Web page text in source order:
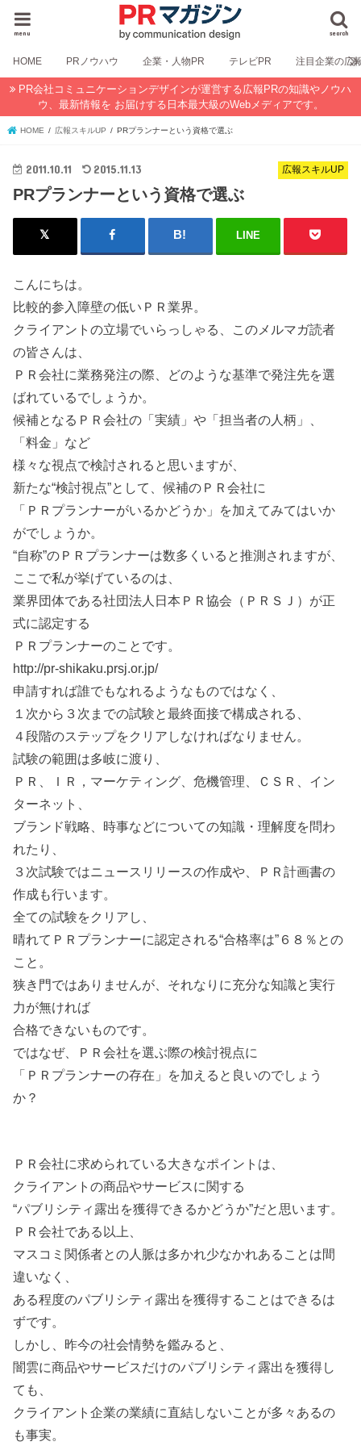
search
menu
HOME PRノウハウ 企業・人物PR テレビPR 注目企業の広
PR会社コミュニケーションデザインが運営する広報PRの知識やノウハ
ウ、最新情報を お届けする日本最大級のWebメディアです。
HOME 広報スキルUP PRプランナーという資格で選ぶ
広報スキルUP
2011.10.11 2015.11.13
PRプランナーという資格で選ぶ
LINE
こんにちは。
比較的参入障壁の低いＰＲ業界。
クライアントの立場でいらっしゃる、このメルマガ読者
の皆さんは、
ＰＲ会社に業務発注の際、どのような基準で発注先を選
ばれているでしょうか。
候補となるＰＲ会社の「実績」や「担当者の人柄」、
「料金」など
様々な視点で検討されると思いますが、
新たな“検討視点”として、候補のＰＲ会社に
「ＰＲプランナーがいるかどうか」を加えてみてはいか
がでしょうか。
“自称”のＰＲプランナーは数多くいると推測されますが、
ここで私が挙げているのは、
業界団体である社団法人日本ＰＲ協会（ＰＲＳＪ）が正
式に認定する
ＰＲプランナーのことです。
http://pr-shikaku.prsj.or.jp/
申請すれば誰でもなれるようなものではなく、
１次から３次までの試験と最終面接で構成される、
４段階のステップをクリアしなければなりません。
試験の範囲は多岐に渡り、
ＰＲ、ＩＲ，マーケティング、危機管理、ＣＳＲ、イン
ターネット、
ブランド戦略、時事などについての知識・理解度を問わ
れたり、
３次試験ではニュースリリースの作成や、ＰＲ計画書の
作成も行います。
全ての試験をクリアし、
晴れてＰＲプランナーに認定される“合格率は”６８％との
こと。
狭き門ではありませんが、それなりに充分な知識と実行
力が無ければ
合格できないものです。
ではなぜ、ＰＲ会社を選ぶ際の検討視点に
「ＰＲプランナーの存在」を加えると良いのでしょう
か？
ＰＲ会社に求められている大きなポイントは、
クライアントの商品やサービスに関する
“パブリシティ露出を獲得できるかどうか”だと思います。
ＰＲ会社である以上、
マスコミ関係者との人脈は多かれ少なかれあることは間
違いなく、
ある程度のパブリシティ露出を獲得することはできるは
ずです。
しかし、昨今の社会情勢を鑑みると、
闇雲に商品やサービスだけのパブリシティ露出を獲得し
ても、
クライアント企業の業績に直結しないことが多々あるの
も事実。